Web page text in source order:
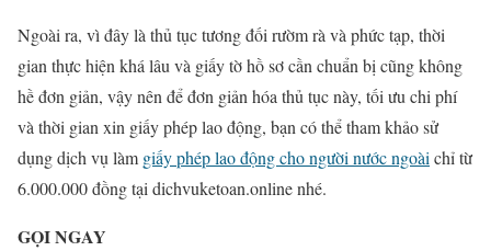
Ngoài ra, vì đây là thủ tục tương đối rườm rà và phức tạp, thời
gian thực hiện khá lâu và giấy tờ hồ sơ cần chuẩn bị cũng không
hề đơn giản, vậy nên để đơn giản hóa thủ tục này, tối ưu chi phí
và thời gian xin giấy phép lao động, bạn có thể tham khảo sử
dụng dịch vụ làm giấy phép lao động cho người nước ngoàichỉ từ
6.000.000 đồng tại dichvuketoan.online nhé.
GỌI NGAY